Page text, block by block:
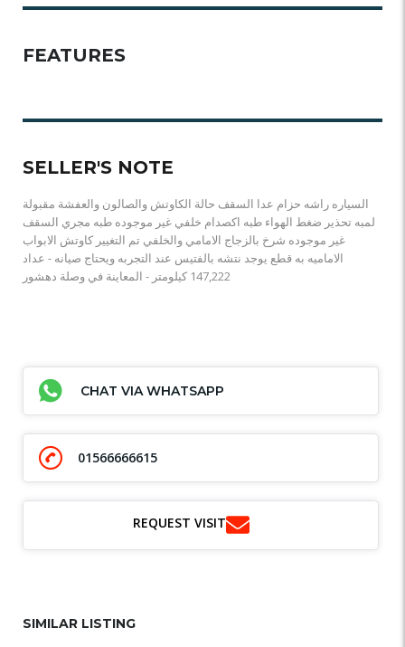
FEATURES
SELLER'S NOTE
السياره راشه حزام عدا السقف حالة الكاوتش والصالون والعفشة مقبولة
لمبه تحذير ضغط الهواء طبه اكصدام خلفي غير موجوده طبه مجري السقف
غير موجوده شرخ بالزجاج الامامي والخلفي تم التغيير كاوتش الابواب
الاماميه به قطع يوجد نتشه بالفتيس عند التجربه ويحتاج صيانه - عداد
147,222 كيلومتر - المعاينة في وصلة دهشور
CHAT VIA WHATSAPP
01566666615
REQUEST VISIT
SIMILAR LISTING